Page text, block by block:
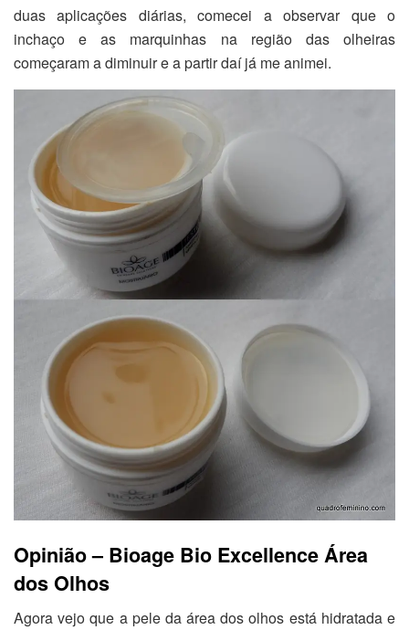
duas aplicações diárias, comecei a observar que o
inchaço e as marquinhas na região das olheiras
começaram a diminuir e a partir daí já me animei.
Opinião – Bioage Bio Excellence Área
dos Olhos
Agora vejo que a pele da área dos olhos está hidratada e